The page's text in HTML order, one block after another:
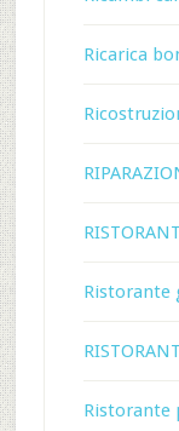
Ricarica
Ristorante
Ristorante